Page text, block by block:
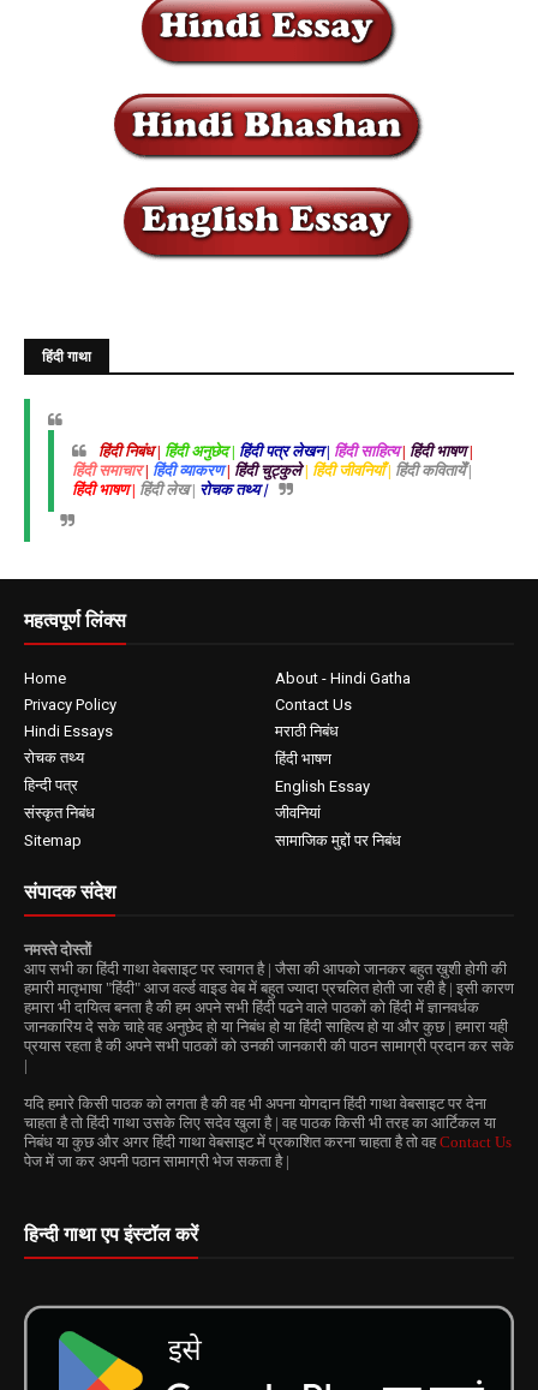
हिंदी गाथा
हिंदी निबंध | हिंदी अनुछेद | हिंदी पत्र लेखन | हिंदी साहित्य| हिंदी भाषण|
हिंदी समाचार| हिंदी व्याकरण| हिंदी चुट्कुले| हिंदी जीवनियाँ | हिंदी कवितायेँ |
हिंदी भाषण | हिंदी लेख | रोचक तथ्य |
महत्वपूर्ण लिंक्स
Home
About - Hindi Gatha
Privacy Policy
Contact Us
Hindi Essays
मराठी निबंध
रोचक तथ्य
हिंदी भाषण
हिन्दी पत्र
English Essay
संस्कृत निबंध
जीवनियां
Sitemap
सामाजिक मुद्दों पर निबंध
संपादक संदेश
नमस्ते दोस्तों
आप सभी का हिंदी गाथा वेबसाइट पर स्वागत है | जैसा की आपको जानकर बहुत ख़ुशी होगी की
हमारी मातृभाषा "हिंदी" आज वर्ल्ड वाइड वेब में बहुत ज्यादा प्रचलित होती जा रही है | इसी कारण
हमारा भी दायित्व बनता है की हम अपने सभी हिंदी पढने वाले पाठकों को हिंदी में ज्ञानवर्धक
जानकारिय दे सके चाहे वह अनुछेद हो या निबंध हो या हिंदी साहित्य हो या और कुछ | हमारा यही
प्रयास रहता है की अपने सभी पाठकों को उनकी जानकारी की पाठन सामाग्री प्रदान कर सके
|
यदि हमारे किसी पाठक को लगता है की वह भी अपना योगदान हिंदी गाथा वेबसाइट पर देना
चाहता है तो हिंदी गाथा उसके लिए सदेव खुला है | वह पाठक किसी भी तरह का आर्टिकल या
निबंध या कुछ और अगर हिंदी गाथा वेबसाइट में प्रकाशित करना चाहता है तो वहContact Us
पेज में जा कर अपनी पठान सामाग्री भेज सकता है |
हिन्दी गाथा एप इंस्टॉल करें